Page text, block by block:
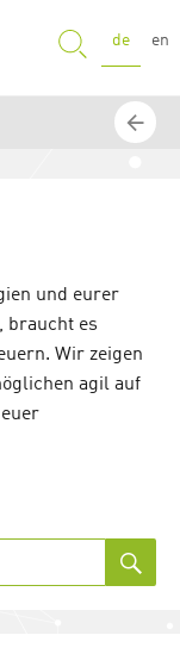
SUCHEde en
und eurer
braucht es
Wir zeigen
agil auf